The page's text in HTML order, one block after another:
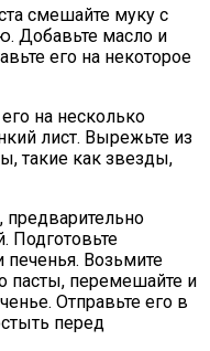
смешайте муку с
Добавьте масло и
его на некоторое
на несколько
лист. Вырежьте из
такие как звезды,
предварительно
Подготовьте
Возьмите
пасты, перемешайте и
Отправьте его в
перед